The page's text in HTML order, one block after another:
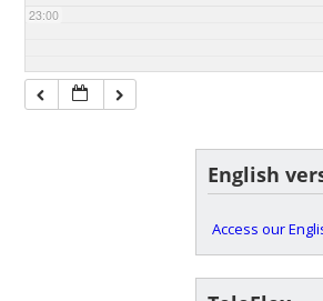
23:00
English
Access our